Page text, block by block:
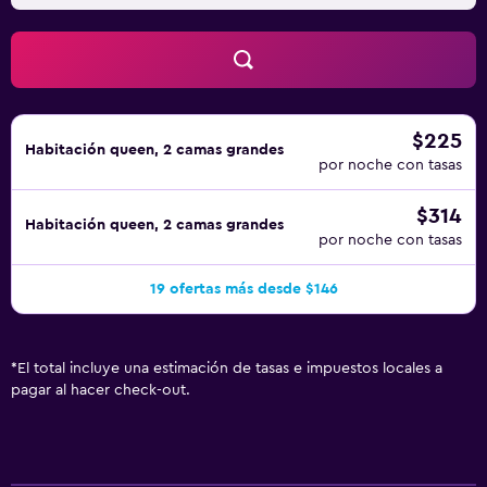
Habitación queen, 2 camas grandes $225
por noche con tasas
Habitación queen, 2 camas grandes $314
por noche con tasas
19 ofertas más desde $146
* El total incluye una estimación de tasas e impuestos locales a
pagar al hacer check-out.